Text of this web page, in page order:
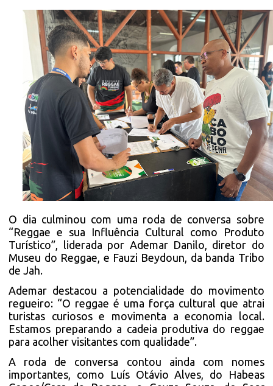
O dia culminou com uma roda de conversa sobre
“Reggae e sua Influência Cultural como Produto
Turístico”, liderada por Ademar Danilo, diretor do
Museu do Reggae, e Fauzi Beydoun, da banda Tribo
de Jah.
Ademar destacou a potencialidade do movimento
regueiro: “O reggae é uma força cultural que atrai
turistas curiosos e movimenta a economia local.
Estamos preparando a cadeia produtiva do reggae
para acolher visitantes com qualidade”.
A roda de conversa contou ainda com nomes
importantes, como Luís Otávio Alves, do Habeas